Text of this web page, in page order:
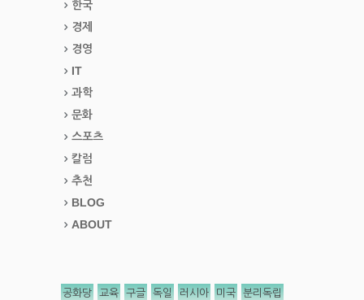
한국
경제
경영
IT
과학
문화
스포츠
칼럼
추천
BLOG
ABOUT
공화당 교육 구글 독일 러시아 미국 분리독립